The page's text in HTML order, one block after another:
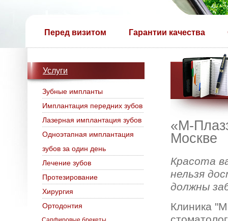
Перед визитом Гарантии качества
«М-
Москве
Красота
нельзя
должны
Клиника
Услуги
Зубные импланты
Имплантация передних зубов
Лазерная имплантация зубов
Одноэтапная имплантация
зубов за один день
Лечение зубов
Протезирование
Хирургия
Ортодонтия